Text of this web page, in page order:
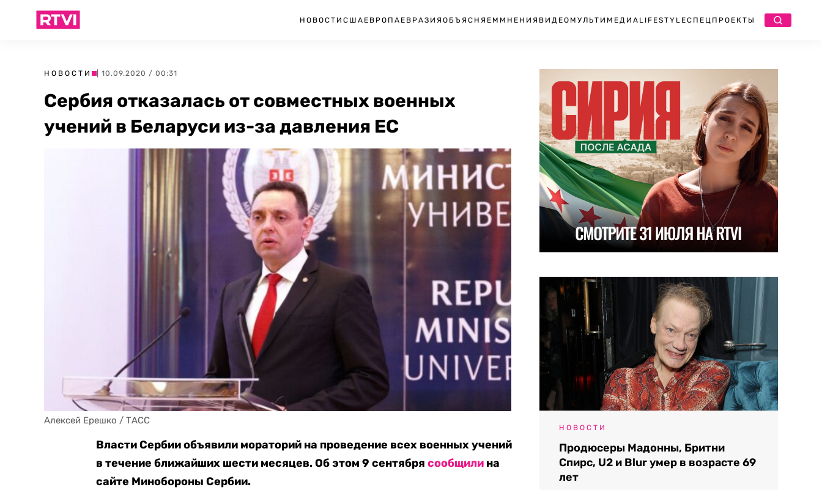
НОВОСТИ США ЕВРОПА ЕВРАЗИЯ ОБЪЯСНЯЕМ МНЕНИЯ ВИДЕО МУЛЬТИМЕДИА LIFESTYLEСПЕЦПРОЕКТЫ
НОВОСТИ | 10.09.2020 / 00:31
Сербия отказалась от совместных военных
учений в Беларуси из-за давления ЕС
Алексей Ерешко / ТАСС
Власти Сербии объявили мораторий на проведение всех военных учений
в течение ближайших шести месяцев. Об этом 9 сентябрясообщили на
сайте Минобороны Сербии.
НОВОСТИ
Продюсеры Мадонны, Бритни
Спирс, U2 и Blur умер в возрасте 69
лет